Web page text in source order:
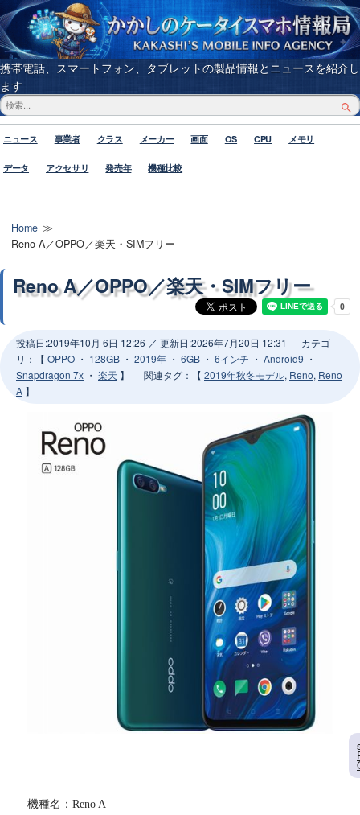
携帯電話、スマートフォン、タブレットの製品情報とニュースを紹介し
ます
ニュース 事業者 クラス メーカー 画面 OS CPU メモリ
データ アクセサリ 発売年 機種比較
Home
Reno A／OPPO／楽天・SIMフリー
Reno A／OPPO／楽天・SIMフリー
投稿日:2019年10月 6日 12:26 ／ 更新日:2026年7月20日 12:31
カテゴ
リ：【 OPPO ・ 128GB ・ 2019年 ・ 6GB ・ 6インチ ・ Android9 ・
Snapdragon 7x ・ 楽天 】 関連タグ ：【 2019年秋冬モデル, Reno, Reno
A 】
機種名：Reno A